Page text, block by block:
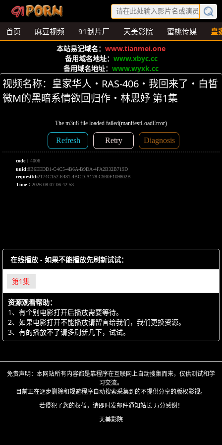
首页 麻豆视频 91制片厂 天美影院 蜜桃传媒 皇
本站易记域名： www.tianmei.one
备用域名地址： www.xbyc.cc
备用域名地址： www.wyxk.cc
视频名称：皇家华人・RAS-406・我回来了・白皙
微M的黑暗系情欲回归作・林思妤 第1集
在线播放 - 如果不能播放先刷新试试：
第1集
资源观看帮助：
1、有个别电影打开后播放需要等待。
2、如果电影打开不能播放请留言给我们，我们更换资源。
3、有的播放不了请多刷新几下，试试。
免责声明：本网站所有内容都是靠程序在互联网上自动搜集而来，仅供测试和学
习交流。
目前正在逐步删除和规避程序自动搜索采集到的不提供分享的版权影视。
若侵犯了您的权益，请即时发邮件通知站长 万分感谢！
天美影院